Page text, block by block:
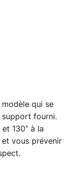
modèle qui se
support fourni.
130° à la
vous prévenir